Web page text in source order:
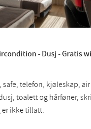
- Dusj - Gratis
safe, telefon, kjøleskap,
toalett og hårføner,
er ikke tillatt.